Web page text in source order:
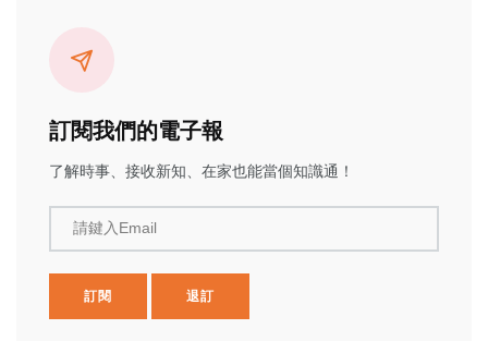
訂閱我們的電子報
了解時事、接收新知、在家也能當個知識通！
請鍵入Email
訂閱 退訂